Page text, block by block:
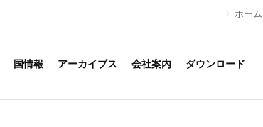
ホーム
国情報 アーカイブス 会社案内 ダウンロード